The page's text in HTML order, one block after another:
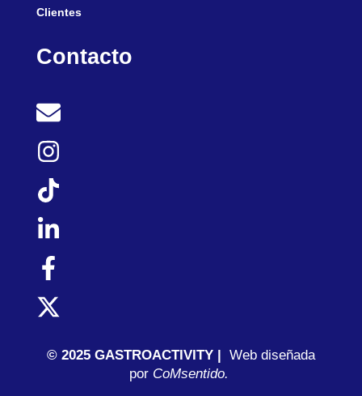
Clientes
Contacto
© 2025 GASTROACTIVITY | Web diseñada
porCoMsentido.